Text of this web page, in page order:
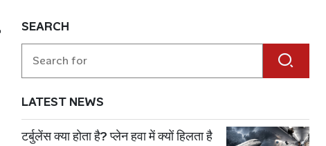
SEARCH
LATEST NEWS
टर्बुलेंस क्या होता है? प्लेन हवा में क्यों हिलता है